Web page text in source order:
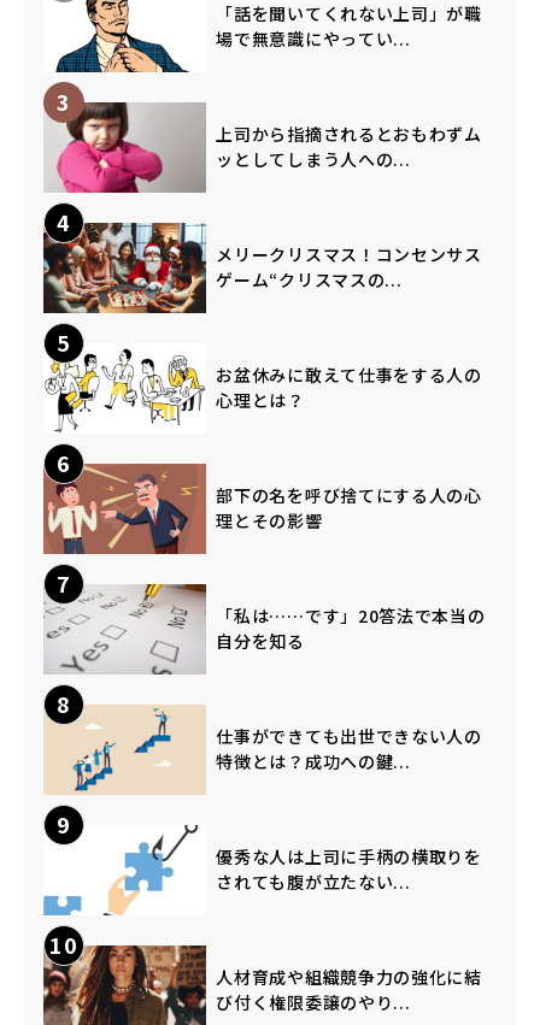
「話を聞いてくれない上司」が職
場で無意識にやってい...
3
上司から指摘されるとおもわずム
ッとしてしまう人への...
4
メリークリスマス！コンセンサス
ゲーム“クリスマスの...
5
お盆休みに敢えて仕事をする人の
心理とは？
6
部下の名を呼び捨てにする人の心
理とその影響
7
「私は……です」20答法で本当の
自分を知る
8
仕事ができても出世できない人の
特徴とは？成功への鍵...
9
優秀な人は上司に手柄の横取りを
されても腹が立たない...
10
人材育成や組織競争力の強化に結
び付く権限委譲のやり...